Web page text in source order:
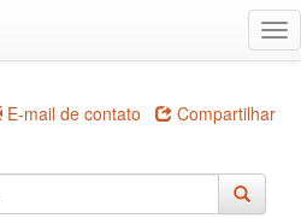
E-mail de contato Compartilhar